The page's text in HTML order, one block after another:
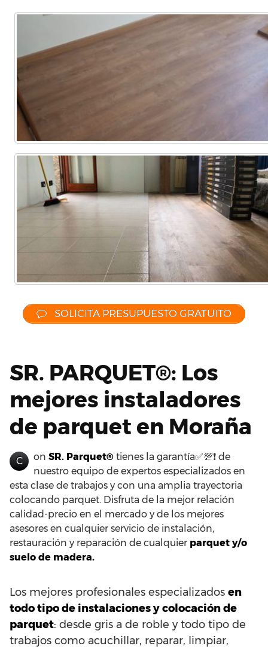
SOLICITA PRESUPUESTO GRATUITO
SR. PARQUET®: Los
mejores instaladores
de parquet en Moraña
C on SR. Parquet® tienes la garantía✅💯❗ de
nuestro equipo de expertos especializados en
esta clase de trabajos y con una amplia trayectoria
colocando parquet. Disfruta de la mejor relación
calidad-precio en el mercado y de los mejores
asesores en cualquier servicio de instalación,
restauración y reparación de cualquier parquet y/o
suelo de madera.
Los mejores profesionales especializados en
todo tipo de instalaciones y colocación de
parquet: desde gris a de roble y todo tipo de
trabajos como acuchillar, reparar, limpiar,